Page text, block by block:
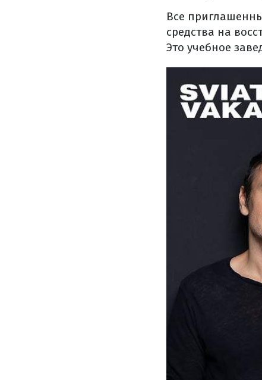
Все
средства на
Это учебное